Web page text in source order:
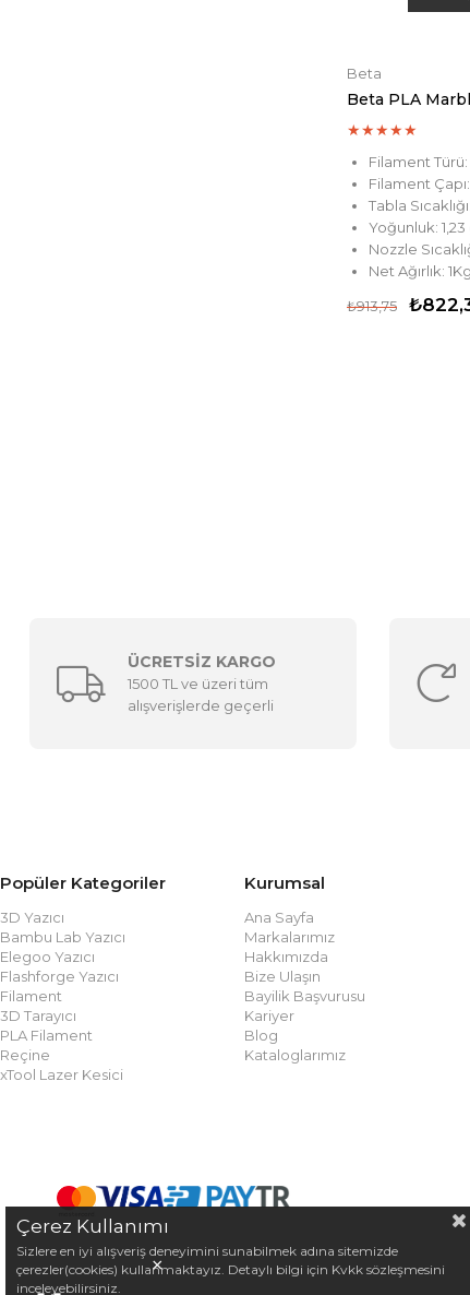
Beta
Beta PLA
★★★★★
Filament
Filament
Tabla
Yoğunluk: 1,23
Nozzle
Net Ağırlık: 1Kg
₺913,75
ÜCRETSİZ KARGO
1500 TL ve üzeri tüm
alışverişlerde geçerli
Popüler Kategoriler
3D Yazıcı
Bambu Lab Yazıcı
Elegoo Yazıcı
Flashforge Yazıcı
Filament
3D Tarayıcı
PLA Filament
Reçine
xTool Lazer Kesici
Kurumsal
Ana Sayfa
Markalarımız
Hakkımızda
Bize Ulaşın
Bayilik Başvurusu
Kariyer
Blog
Kataloglarımız
Çerez Kullanımı
Sizlere en iyi alışveriş deneyimini sunabilmek adına sitemizde
çerezler(cookies) kullanmaktayız. Detaylı bilgi için Kvkk sözleşmesini
inceleyebilirsiniz.
×